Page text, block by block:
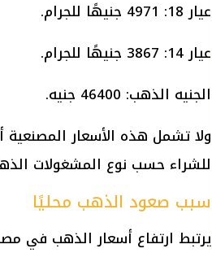
عيار 18: 4971 جنيهًا للجرام.
عيار 14: 3867 جنيهًا للجرام.
الجنيه الذهب: 46400 جنيه.
ولا تشمل هذه الأسعار المصنعية
للشراء حسب نوع المشغولات
سبب صعود الذهب محليًا
يرتبط ارتفاع أسعار الذهب في